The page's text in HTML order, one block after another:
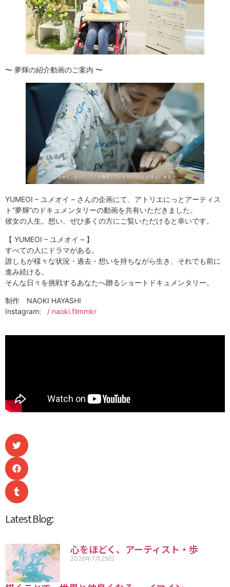
〜 夢輝の紹介動画のご案内 〜
YUMEOI – ユメオイ – さんの企画にて、アトリエにっとアーティス
ト“夢輝”のドキュメンタリーの動画を共有いただきました。
彼女の人生。想い。ぜひ多くの方にご覧いただけると幸いです。
【 YUMEOI – ユメオイ – 】
すべての人にドラマがある。
誰しもが様々な状況・過去・想いを持ちながら生き、それでも前に
進み続ける。
そんな日々を挑戦するあなたへ贈るショートドキュメンタリー。
制作 NAOKI HAYASHI
Instagram:
/ naoki.filmmkr
Latest Blog:
心をほどく、アーティスト・歩
2026年7月29日